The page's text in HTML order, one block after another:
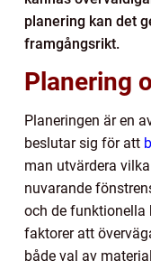
planering kan det
framgångsrikt.
Planering
Planeringen är en
beslutar sig för att
man utvärdera
nuvarande
och de funktionella
faktorer att
både val av